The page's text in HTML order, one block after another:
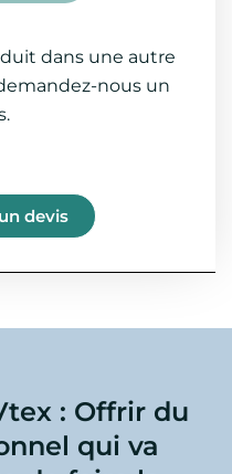
dans une autre
nous un
devis
: Offrir du
qui va